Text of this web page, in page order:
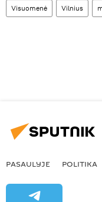
Visuomenė Vilnius
PASAULYJE POLITIKA